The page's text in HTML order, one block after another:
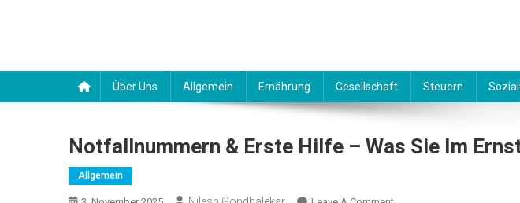
Über Uns Allgemein Ernährung Gesellschaft Steuern
Notfallnummern & Erste Hilfe – Was Sie Im
Allgemein